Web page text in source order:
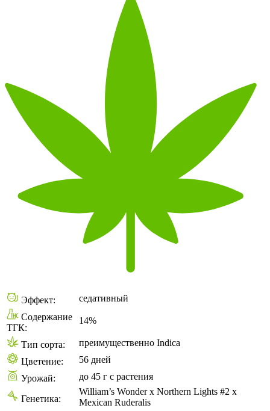
Эффект:
седативный
Содержание
ТГК:
14%
Тип сорта:
преимущественно Indica
Цветение:
56 дней
Урожай:
до 45 г с растения
Генетика:
William’s Wonder x Northern Lights #2 x
Mexican Ruderalis